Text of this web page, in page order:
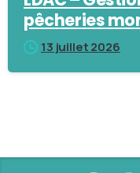
pêcheries
13 juillet 2026